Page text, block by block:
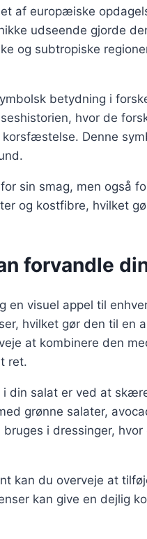
af europæiske
udseende gjorde
og subtropiske
betydning i
hvor de
Denne
sin smag, men også
og kostfibre, hvilket
forvandle
en visuel appel til
hvilket gør den til en
at kombinere den
ret.
din salat er ved at
grønne salater,
i dressinger,
kan du overveje at
kan give en dejlig